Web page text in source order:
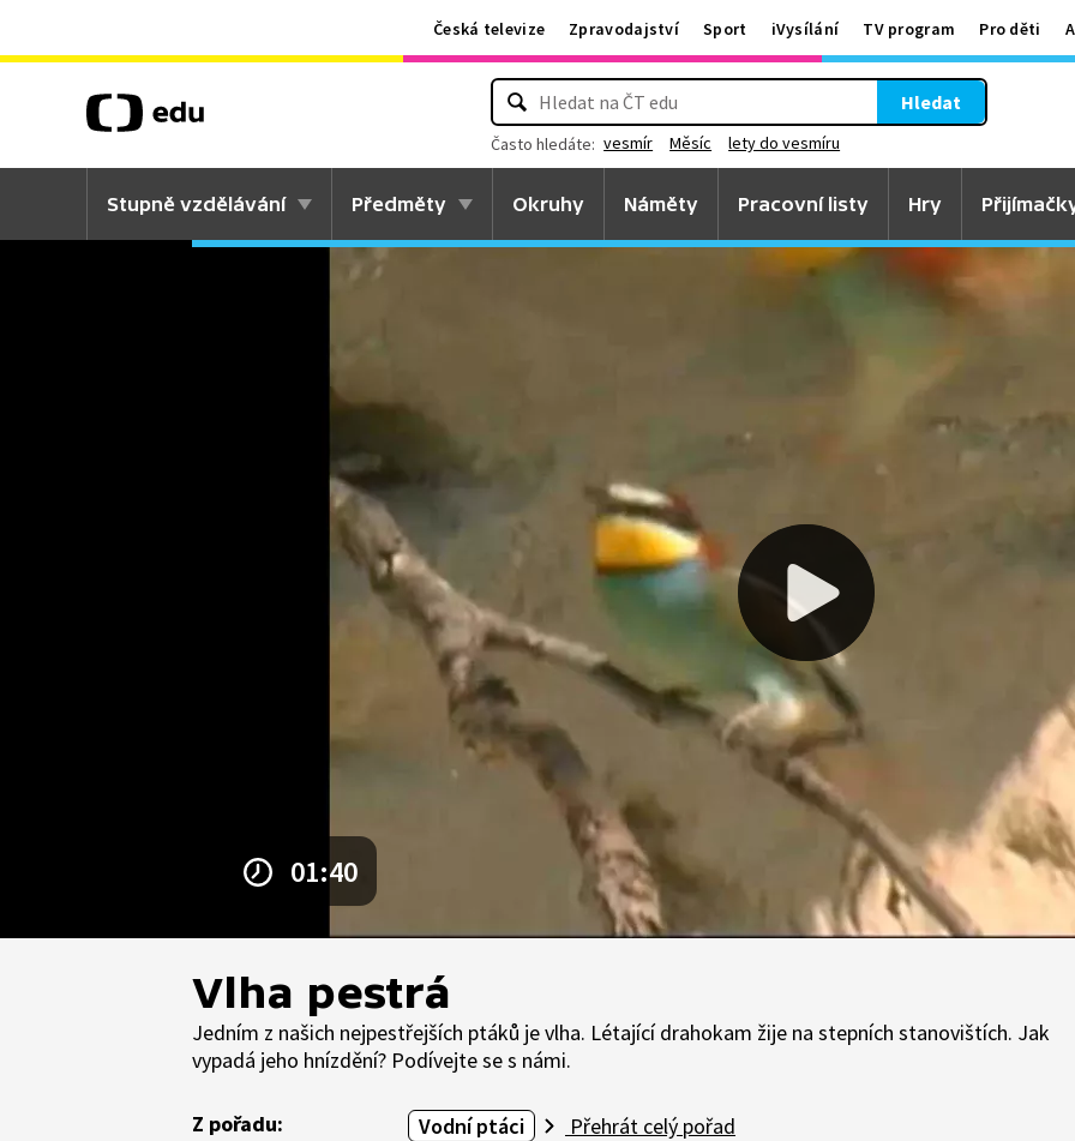
Česká televize Zpravodajství Sport iVysílání TV program Pro děti
Hledat
Často hledáte: vesmír Měsíc lety do vesmíru
Stupně vzdělávání Předměty Okruhy Náměty Pracovní listy Hry
01:40
Vlha pestrá
Jedním z našich nejpestřejších ptáků je vlha. Létající drahokam žije na stepních stanovištích. Jak
vypadá jeho hnízdění? Podívejte se s námi.
Z pořadu: Vodní ptáci Přehrát celý pořad